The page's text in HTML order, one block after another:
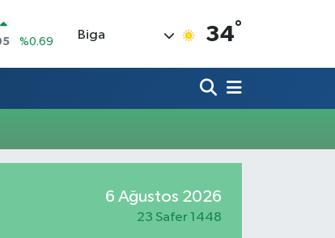
%0.69
%0.02
Biga 34°
6 Ağustos 2026
23 Safer 1448